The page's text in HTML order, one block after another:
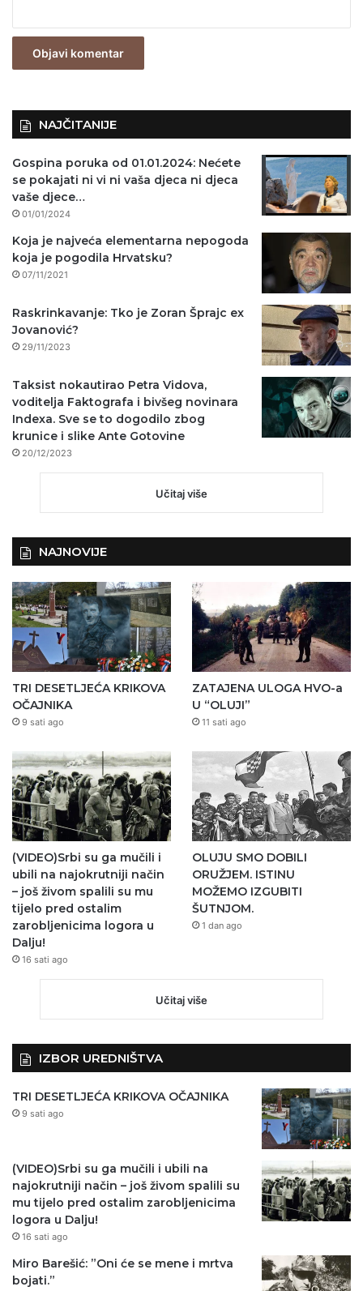
z
NAJČITANIJE
Gospina poruka od 01.01.2024: Nećete
se pokajati ni vi ni vaša djeca ni djeca
vaše djece…
01/01/2024
Koja je najveća elementarna nepogoda
koja je pogodila Hrvatsku?
07/11/2021
Raskrinkavanje: Tko je Zoran Šprajc ex
Jovanović?
29/11/2023
Taksist nokautirao Petra Vidova,
voditelja Faktografa i bivšeg novinara
Indexa. Sve se to dogodilo zbog
krunice i slike Ante Gotovine
20/12/2023
Učitaj više
NAJNOVIJE
TRI DESETLJEĆA KRIKOVA
OČAJNIKA
9 sati ago
ZATAJENA ULOGA HVO-a
U “OLUJI”
11 sati ago
(VIDEO)Srbi su ga mučili i
ubili na najokrutniji način
– još živom spalili su mu
tijelo pred ostalim
zarobljenicima logora u
Dalju!
16 sati ago
OLUJU SMO DOBILI
ORUŽJEM. ISTINU
MOŽEMO IZGUBITI
ŠUTNJOM.
1 dan ago
Učitaj više
IZBOR UREDNIŠTVA
TRI DESETLJEĆA KRIKOVA OČAJNIKA
9 sati ago
(VIDEO)Srbi su ga mučili i ubili na
najokrutniji način – još živom spalili su
mu tijelo pred ostalim zarobljenicima
logora u Dalju!
16 sati ago
Miro Barešić: ”Oni će se mene i mrtva
bojati.”